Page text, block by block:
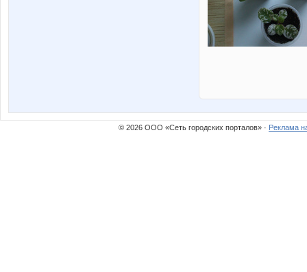
© 2026 ООО «Сеть городских порталов» · Реклама